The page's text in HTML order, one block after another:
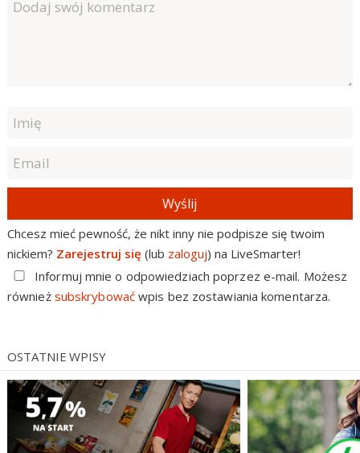
Wyślij
Chcesz mieć pewność, że nikt inny nie podpisze się twoim
nickiem? Zarejestruj się (lub zaloguj) na LiveSmarter!
Informuj mnie o odpowiedziach poprzez e-mail. Możesz
również subskrybowaćwpis bez zostawiania komentarza.
OSTATNIE WPISY